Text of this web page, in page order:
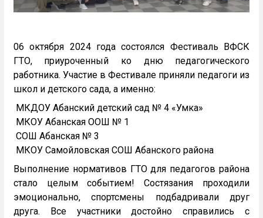
06 октября 2024 года состоялся Фестиваль ВФСК
ГТО, приуроченный ко дню педагогического
работника. Участие в Фестивале приняли педагоги из
школ и детского сада, а именно:
МКДОУ Абанский детский сад № 4 «Умка»
МКОУ Абанская ООШ № 1
СОШ Абанская № 3
МКОУ Самойловская СОШ Абанского района
Выполнение нормативов ГТО для педагогов района
стало целым событием! Состязания проходили
эмоционально, спортсмены подбадривали друг
друга. Все участники достойно справились с